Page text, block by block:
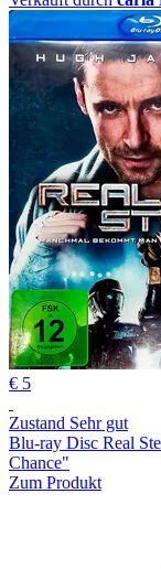
€ 5
Zustand Sehr gut
Blu-ray Disc Real
Chance"
Zum Produkt